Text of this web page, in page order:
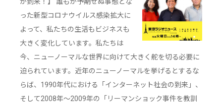
った新型コロナウイルス感染拡大に
よって、私たちの生活もビジネスも
大きく変化しています。私たちは
今、ニューノーマルな世界に向けて大きく舵を切る必要に
迫られています。近年のニューノーマルを挙げるとするな
らば、1990年代における「インターネット社会の到来」、
そして2008年～2009年の「リーマンショック事件を教訓